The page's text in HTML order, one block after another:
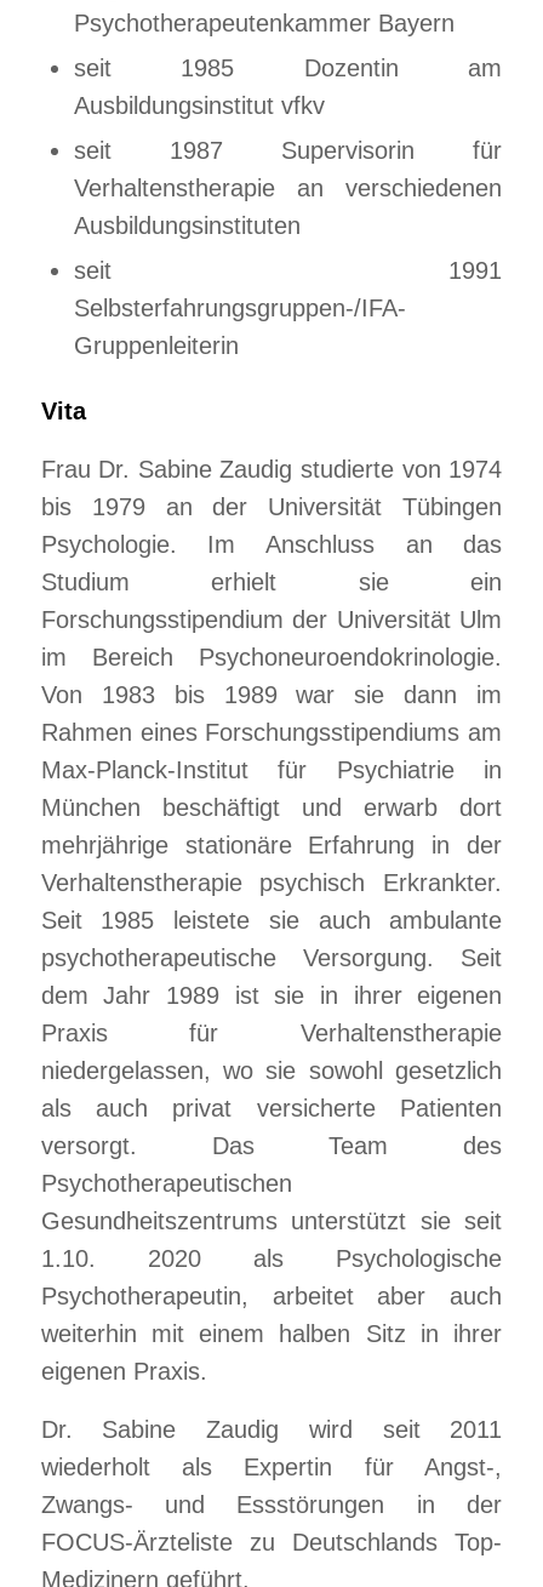
Psychotherapeutenkammer Bayern
seit 1985 Dozentin am
Ausbildungsinstitut vfkv
seit 1987 Supervisorin für
Verhaltenstherapie an verschiedenen
Ausbildungsinstituten
seit 1991
Selbsterfahrungsgruppen-/IFA-
Gruppenleiterin
Vita
Frau Dr. Sabine Zaudig studierte von 1974
bis 1979 an der Universität Tübingen
Psychologie. Im Anschluss an das
Studium erhielt sie ein
Forschungsstipendium der Universität Ulm
im Bereich Psychoneuroendokrinologie.
Von 1983 bis 1989 war sie dann im
Rahmen eines Forschungsstipendiums am
Max-Planck-Institut für Psychiatrie in
München beschäftigt und erwarb dort
mehrjährige stationäre Erfahrung in der
Verhaltenstherapie psychisch Erkrankter.
Seit 1985 leistete sie auch ambulante
psychotherapeutische Versorgung. Seit
dem Jahr 1989 ist sie in ihrer eigenen
Praxis für Verhaltenstherapie
niedergelassen, wo sie sowohl gesetzlich
als auch privat versicherte Patienten
versorgt. Das Team des
Psychotherapeutischen
Gesundheitszentrums unterstützt sie seit
1.10. 2020 als Psychologische
Psychotherapeutin, arbeitet aber auch
weiterhin mit einem halben Sitz in ihrer
eigenen Praxis.
Dr. Sabine Zaudig wird seit 2011
wiederholt als Expertin für Angst-,
Zwangs- und Essstörungen in der
FOCUS-Ärzteliste zu Deutschlands Top-
Medizinern geführt.